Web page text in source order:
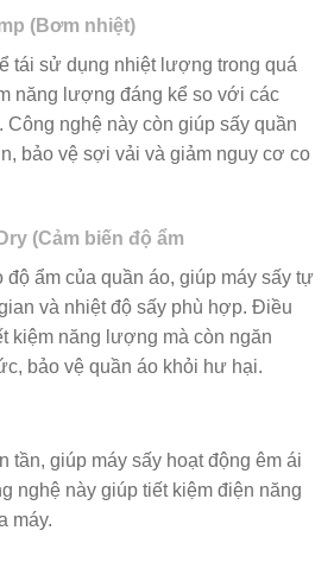
(Bơm nhiệt)
tái sử dụng nhiệt lượng trong quá
năng lượng đáng kể so với các
Công nghệ này còn giúp sấy quần
bảo vệ sợi vải và giảm nguy cơ co
(Cảm biến độ ẩm
ẩm của quần áo, giúp máy sấy tự
và nhiệt độ sấy phù hợp. Điều
kiệm năng lượng mà còn ngăn
bảo vệ quần áo khỏi hư hại.
tần, giúp máy sấy hoạt động êm ái
nghệ này giúp tiết kiệm điện năng
máy.